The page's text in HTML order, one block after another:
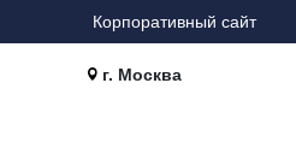
Корпоративный сайт
г. Москва